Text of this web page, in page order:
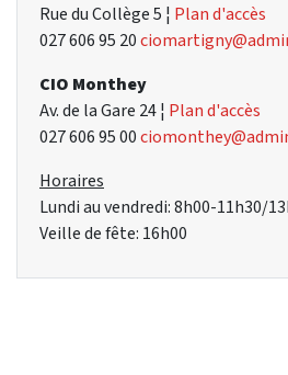
Rue du Collège 5 ¦ Plan d'accès
027 606 95 20
CIO Monthey
Av. de la Gare 24 ¦ Plan d'accès
027 606 95 00
Horaires
Lundi au vendredi: 8h00-11h30/
Veille de fête: 16h00